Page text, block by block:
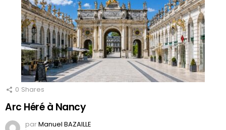
0 Shares
Arc Héré à Nancy
parManuel BAZAILLE